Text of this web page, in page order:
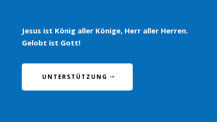
Jesus ist König aller Könige, Herr aller Herren.
Gelobt ist Gott!
UNTERSTÜTZUNG